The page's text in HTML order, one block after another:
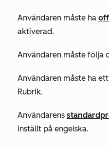
Användaren måste ha
aktiverad.
Användaren måste följa
Användaren måste ha ett
Rubrik.
Användarens
inställt på engelska.